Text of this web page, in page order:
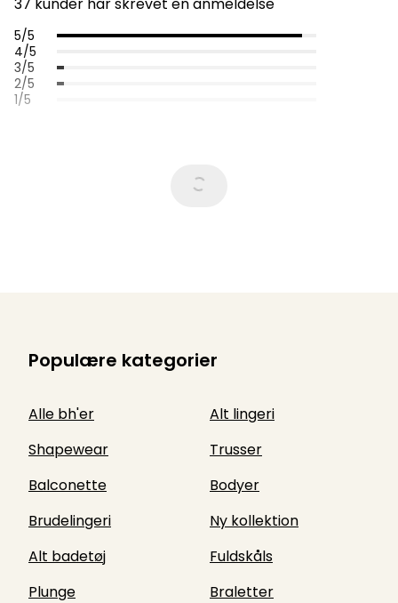
5/5
4/5
3/5
2/5
1/5
Populære kategorier
Alle bh'er
Alt lingeri
Shapewear
Trusser
Balconette
Bodyer
Brudelingeri
Ny kollektion
Alt badetøj
Fuldskåls
Plunge
Braletter